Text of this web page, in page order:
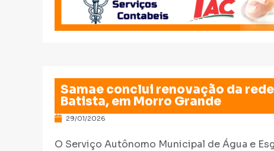
Samae conclui renovação da
Batista, em Morro Grande
29/01/2026
O Serviço Autônomo Municipal de Água e